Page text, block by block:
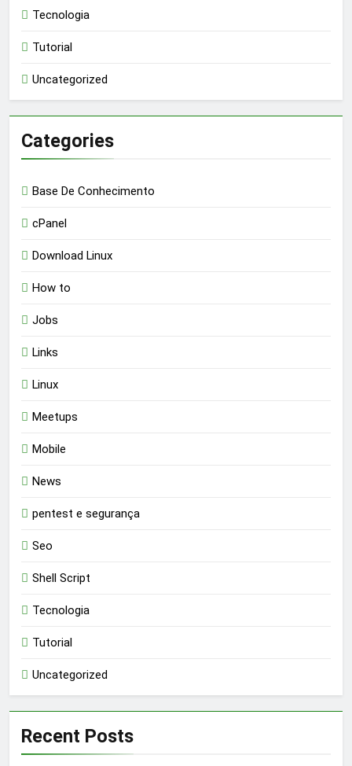
Tecnologia
Tutorial
Uncategorized
Categories
Base De Conhecimento
cPanel
Download Linux
How to
Jobs
Links
Linux
Meetups
Mobile
News
pentest e segurança
Seo
Shell Script
Tecnologia
Tutorial
Uncategorized
Recent Posts